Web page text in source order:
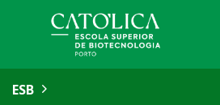
ESB